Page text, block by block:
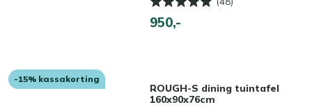
950,-
-15% kassakorting
ROUGH-S dining tuintafel
160x90x76cm